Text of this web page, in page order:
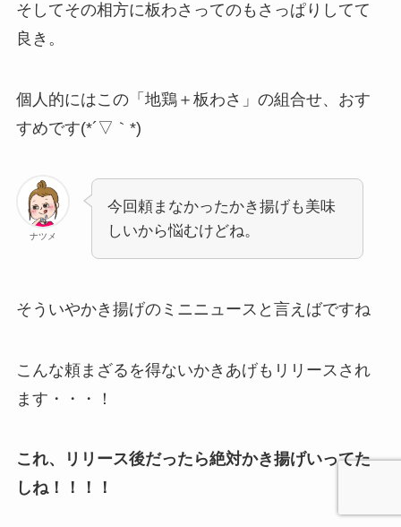
そしてその相方に板わさってのもさっぱりしてて
良き。
個人的にはこの「地鶏＋板わさ」の組合せ、おす
すめです(*´▽｀*)
ナツメ
今回頼まなかったかき揚げも美味
しいから悩むけどね。
そういやかき揚げのミニニュースと言えばですね
こんな頼まざるを得ないかきあげもリリースされ
ます・・・！
これ、リリース後だったら絶対かき揚げいってた
しね！！！！